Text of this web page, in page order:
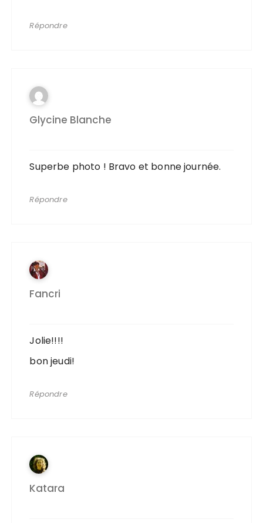
Répondre
Glycine Blanche
Superbe photo ! Bravo et bonne journée.
Répondre
Fancri
Jolie!!!!
bon jeudi!
Répondre
Katara